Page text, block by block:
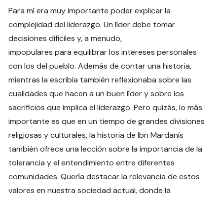
Para mí era muy importante poder explicar la
complejidad del liderazgo. Un líder debe tomar
decisiones difíciles y, a menudo,
impopulares para equilibrar los intereses personales
con los del pueblo. Además de contar una historia,
mientras la escribía también reflexionaba sobre las
cualidades que hacen a un buen líder y sobre los
sacrificios que implica el liderazgo. Pero quizás, lo más
importante es que en un tiempo de grandes divisiones
religiosas y culturales, la historia de Ibn Mardanís
también ofrece una lección sobre la importancia de la
tolerancia y el entendimiento entre diferentes
comunidades. Quería destacar la relevancia de estos
valores en nuestra sociedad actual, donde la